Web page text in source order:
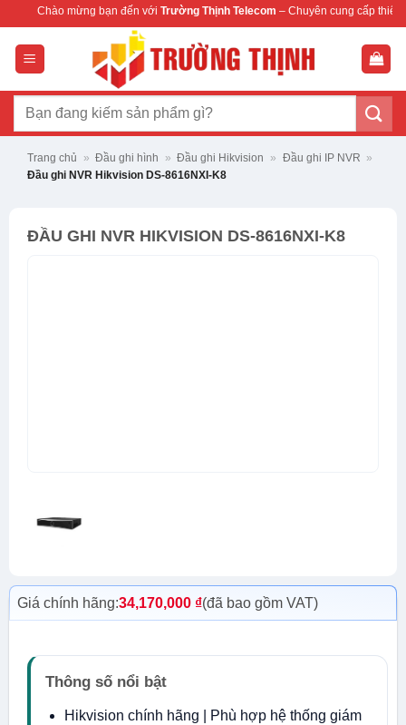
dung
mừng bạn đến vớiTrường Thịnh Telecom– Chuyên cung cấp thiết bị mạng &
Tìm
Trang chủ » Đầu ghi hình » Đầu ghi Hikvision » Đầu ghi IP NVR »
Đầu ghi NVR Hikvision DS-8616NXI-K8
ĐẦU GHI NVR HIKVISION DS-8616NXI-K8
Giá chính hãng:34,170,000 ₫(đã bao gồm VAT)
Thông số nổi bật
Hikvision chính hãng | Phù hợp hệ thống giám